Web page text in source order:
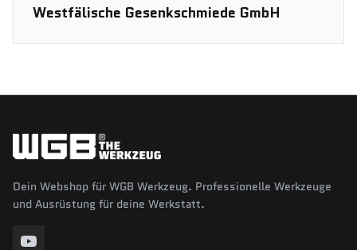
Westfälische Gesenkschmiede GmbH
Dein Webshop für WGB Werkzeug. Professionelle Werkzeuge
und Ausrüstung für deine Werkstatt.